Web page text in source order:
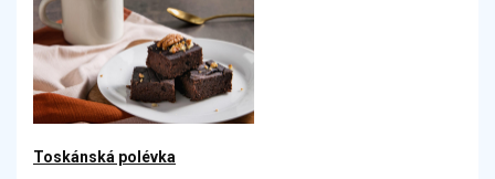
Toskánská polévka